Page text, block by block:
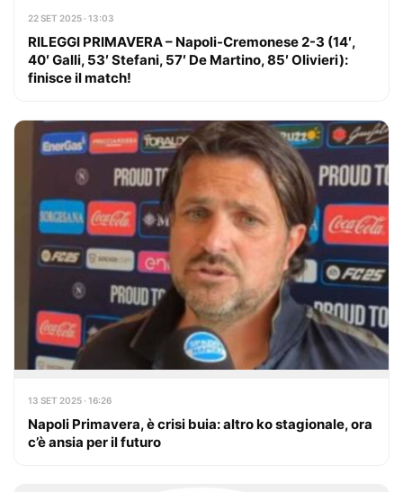
22 SET 2025 · 13:03
RILEGGI PRIMAVERA – Napoli-Cremonese 2-3 (14′,
40′ Galli, 53′ Stefani, 57′ De Martino, 85′ Olivieri):
finisce il match!
13 SET 2025 · 16:26
Napoli Primavera, è crisi buia: altro ko stagionale, ora
c’è ansia per il futuro